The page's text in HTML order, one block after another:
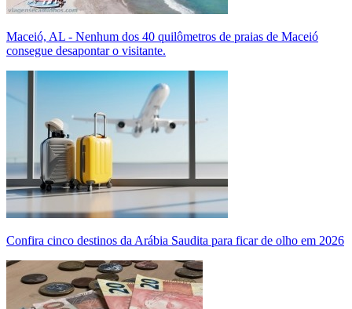
Maceió, AL - Nenhum dos 40 quilômetros de praias de Maceió
consegue desapontar o visitante.
Confira cinco destinos da Arábia Saudita para ficar de olho em 2026